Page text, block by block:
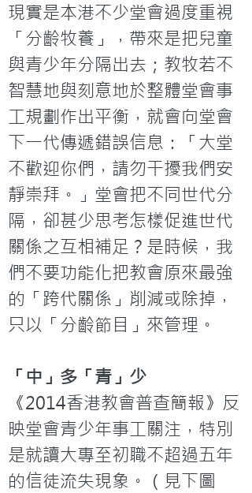
現實是本港不少堂會過度重視
「分齡牧養」，帶來是把兒童
與青少年分隔出去；教牧若不
智慧地與刻意地於整體堂會事
工規劃作出平衡，就會向堂會
下一代傳遞錯誤信息：「大堂
不歡迎你們，請勿干擾我們安
靜崇拜。」堂會把不同世代分
隔，卻甚少思考怎樣促進世代
關係之互相補足？是時候，我
們不要功能化把教會原來最強
的「跨代關係」削減或除掉，
只以「分齡節目」來管理。
「中」多「青」少
《2014香港教會普查簡報》反
映堂會青少年事工關注，特別
是就讀大專至初職不超過五年
的信徒流失現象。（見下圖